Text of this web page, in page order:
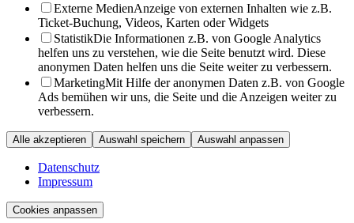
Externe MedienAnzeige von externen Inhalten wie z.B.
Ticket-Buchung, Videos, Karten oder Widgets
StatistikDie Informationen z.B. von Google Analytics
helfen uns zu verstehen, wie die Seite benutzt wird. Diese
anonymen Daten helfen uns die Seite weiter zu verbessern.
MarketingMit Hilfe der anonymen Daten z.B. von Google
Ads bemühen wir uns, die Seite und die Anzeigen weiter zu
verbessern.
Alle akzeptieren Auswahl speichern Auswahl anpassen
Datenschutz
Impressum
Cookies anpassen